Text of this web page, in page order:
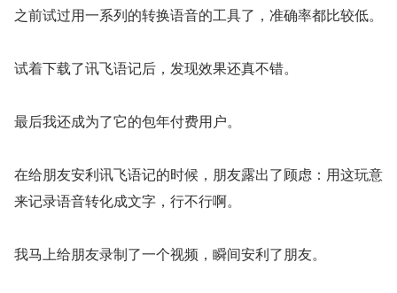
之前试过用一系列的转换语音的工具了，准确率都比较低。
试着下载了讯飞语记后，发现效果还真不错。
最后我还成为了它的包年付费用户。
在给朋友安利讯飞语记的时候，朋友露出了顾虑：用这玩意
来记录语音转化成文字，行不行啊。
我马上给朋友录制了一个视频，瞬间安利了朋友。